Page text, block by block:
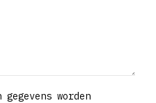
worden